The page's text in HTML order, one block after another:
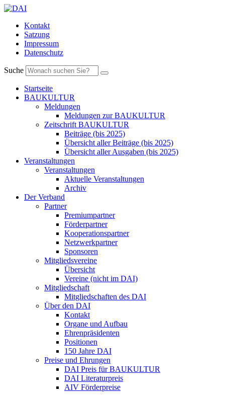
Kontakt
Satzung
Impressum
Datenschutz
Suche
Startseite
BAUKULTUR
Meldungen
Meldungen zur BAUKULTUR
Zeitschrift BAUKULTUR
Beiträge (bis 2025)
Übersicht aller Beiträge (bis 2025)
Übersicht aller Ausgaben (bis 2025)
Veranstaltungen
Veranstaltungen
Aktuelle Veranstaltungen
Archiv
Der Verband
Partner
Premiumpartner
Förderpartner
Kooperationspartner
Netzwerkpartner
Sponsoren
Mitgliedsvereine
Übersicht
Vereine (nicht im DAI)
Mitgliedschaft
Mitgliedschaften des DAI
Über den DAI
Kontakt
Organe und Aufbau
Ehrenpräsidenten
Positionen
150 Jahre DAI
Preise und Ehrungen
DAI Preis für BAUKULTUR
DAI Literaturpreis
AIV Förderpreise